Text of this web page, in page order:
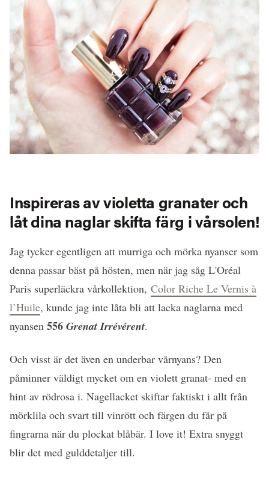
Inspireras av violetta granater och
låt dina naglar skifta färg i vårsolen!
Jag tycker egentligen att murriga och mörka nyanser som
denna passar bäst på hösten, men när jag såg L'Oréal
Paris superläckra vårkollektion, Color Riche Le Vernis à
l’Huile, kunde jag inte låta bli att lacka naglarna med
nyansen 556 Grenat Irrévérent.
Och visst är det även en underbar vårnyans? Den
påminner väldigt mycket om en violett granat- med en
hint av rödrosa i. Nagellacket skiftar faktiskt i allt från
mörklila och svart till vinrött och färgen du får på
fingrarna när du plockat blåbär. I love it! Extra snyggt
blir det med gulddetaljer till.